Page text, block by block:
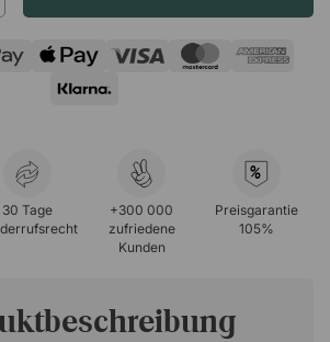
30 Tage
+300 000
zufriedene
Kunden
%
Preisgarantie
105%